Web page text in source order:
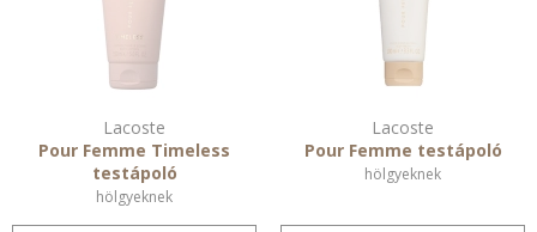
Lacoste
Pour Femme Timeless
testápoló
hölgyeknek
Lacoste
Pour Femme testápoló
hölgyeknek